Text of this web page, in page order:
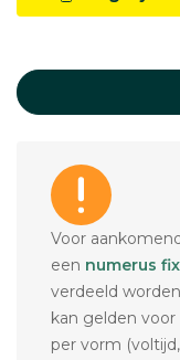
Voor
een numerus
verdeeld
kan gelden
per vorm